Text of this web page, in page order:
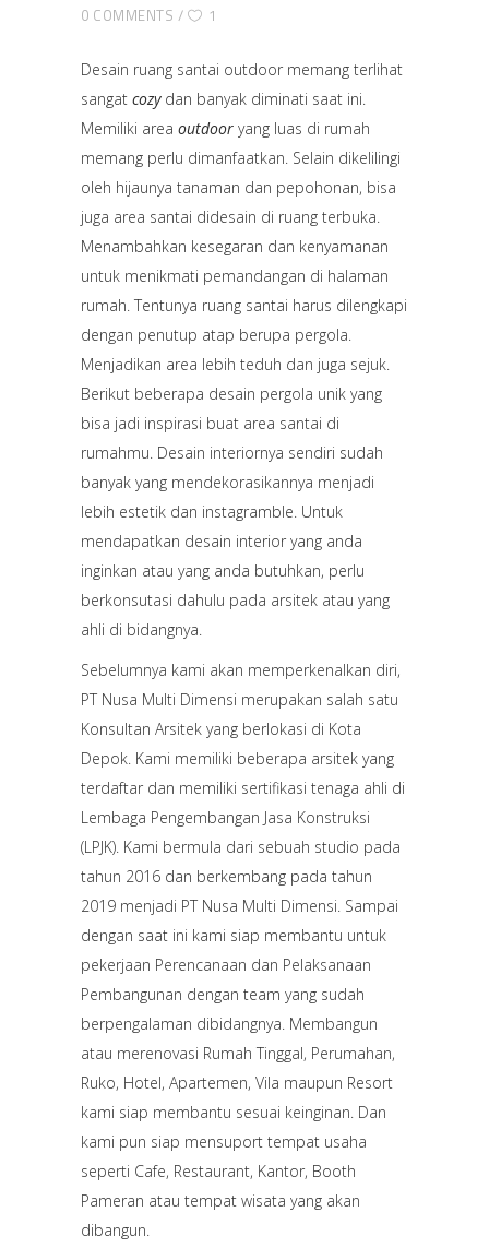
0 COMMENTS
1
Desain ruang santai outdoor memang terlihat
sangat cozydan banyak diminati saat ini.
Memiliki area outdoor yang luas di rumah
memang perlu dimanfaatkan. Selain dikelilingi
oleh hijaunya tanaman dan pepohonan, bisa
juga area santai didesain di ruang terbuka.
Menambahkan kesegaran dan kenyamanan
untuk menikmati pemandangan di halaman
rumah. Tentunya ruang santai harus dilengkapi
dengan penutup atap berupa pergola.
Menjadikan area lebih teduh dan juga sejuk.
Berikut beberapa desain pergola unik yang
bisa jadi inspirasi buat area santai di
rumahmu. Desain interiornya sendiri sudah
banyak yang mendekorasikannya menjadi
lebih estetik dan instagramble. Untuk
mendapatkan desain interior yang anda
inginkan atau yang anda butuhkan, perlu
berkonsutasi dahulu pada arsitek atau yang
ahli di bidangnya.
Sebelumnya kami akan memperkenalkan diri,
PT Nusa Multi Dimensi merupakan salah satu
Konsultan Arsitek yang berlokasi di Kota
Depok. Kami memiliki beberapa arsitek yang
terdaftar dan memiliki sertifikasi tenaga ahli di
Lembaga Pengembangan Jasa Konstruksi
(LPJK). Kami bermula dari sebuah studio pada
tahun 2016 dan berkembang pada tahun
2019 menjadi PT Nusa Multi Dimensi. Sampai
dengan saat ini kami siap membantu untuk
pekerjaan Perencanaan dan Pelaksanaan
Pembangunan dengan team yang sudah
berpengalaman dibidangnya. Membangun
atau merenovasi Rumah Tinggal, Perumahan,
Ruko, Hotel, Apartemen, Vila maupun Resort
kami siap membantu sesuai keinginan. Dan
kami pun siap mensuport tempat usaha
seperti Cafe, Restaurant, Kantor, Booth
Pameran atau tempat wisata yang akan
dibangun.